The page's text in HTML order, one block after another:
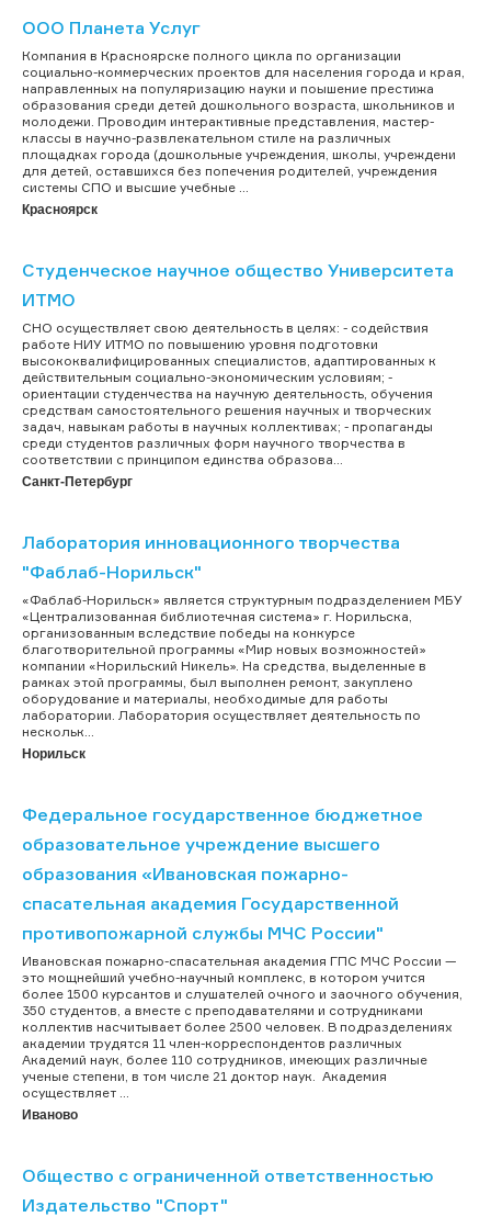
ООО Планета Услуг
Компания в Красноярске полного цикла по организации
социально-коммерческих проектов для населения города и края,
направленных на популяризацию науки и поышение престижа
образования среди детей дошкольного возраста, школьников и
молодежи. Проводим интерактивные представления, мастер-
классы в научно-развлекательном стиле на различных
площадках города (дошкольные учреждения, школы, учреждени
для детей, оставшихся без попечения родителей, учреждения
системы СПО и высшие учебные ...
Красноярск
Студенческое научное общество Университета
ИТМО
СНО осуществляет свою деятельность в целях: - содействия
работе НИУ ИТМО по повышению уровня подготовки
высококвалифицированных специалистов, адаптированных к
действительным социально-экономическим условиям; -
ориентации студенчества на научную деятельность, обучения
средствам самостоятельного решения научных и творческих
задач, навыкам работы в научных коллективах; - пропаганды
среди студентов различных форм научного творчества в
соответствии с принципом единства образова...
Санкт-Петербург
Лаборатория инновационного творчества
"Фаблаб-Норильск"
«Фаблаб-Норильск» является структурным подразделением МБУ
«Централизованная библиотечная система» г. Норильска,
организованным вследствие победы на конкурсе
благотворительной программы «Мир новых возможностей»
компании «Норильский Никель». На средства, выделенные в
рамках этой программы, был выполнен ремонт, закуплено
оборудование и материалы, необходимые для работы
лаборатории. Лаборатория осуществляет деятельность по
нескольк...
Норильск
Федеральное государственное бюджетное
образовательное учреждение высшего
образования «Ивановская пожарно-
спасательная академия Государственной
противопожарной службы МЧС России"
Ивановская пожарно-спасательная академия ГПС МЧС России —
это мощнейший учебно-научный комплекс, в котором учится
более 1500 курсантов и слушателей очного и заочного обучения,
350 студентов, а вместе с преподавателями и сотрудниками
коллектив насчитывает более 2500 человек. В подразделениях
академии трудятся 11 член-корреспондентов различных
Академий наук, более 110 сотрудников, имеющих различные
ученые степени, в том числе 21 доктор наук. Академия
осуществляет ...
Иваново
Общество с ограниченной ответственностью
Издательство "Спорт"